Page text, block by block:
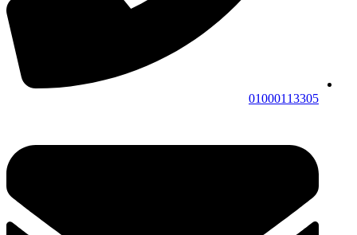
01000113305